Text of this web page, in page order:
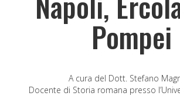
Pompei
A cura del Dott. Stefano
Docente di Storia romana presso